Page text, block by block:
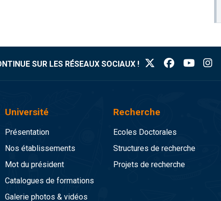
SUR LES RÉSEAUX SOCIAUX !
Université
Présentation
Nos établissements
Mot du président
Catalogues de formations
Galerie photos & vidéos
Recherche
Ecoles Doctorales
Structures de recherche
Projets de recherche